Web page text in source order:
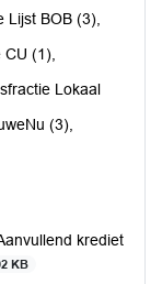
Lijst BOB (3),
(1),
Lokaal
(3),
krediet
KB